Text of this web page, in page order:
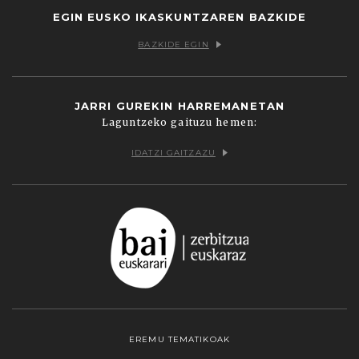
EGIN EUSKO IKASKUNTZAREN BAZKIDE
BAZKIDE EGIN
JARRI GUREKIN HARREMANETAN
Laguntzeko gaituzu hemen:
IDATZI GAITZAZU
EREMU TEMATIKOAK